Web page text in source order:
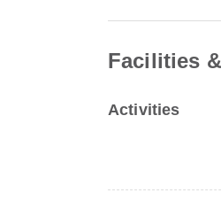
Facilities
Activities